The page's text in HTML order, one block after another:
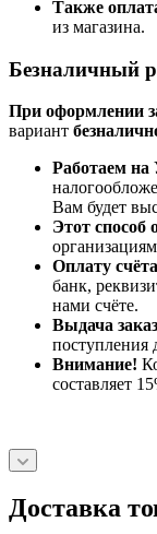
Также
из магазина.
Безналичный
При оформлении
вариант
Работаем
Вам будет
Этот способ
Оплату счёта
банк,
нами счёте.
Выдача
поступления
Внимание!
составляет
Доставка